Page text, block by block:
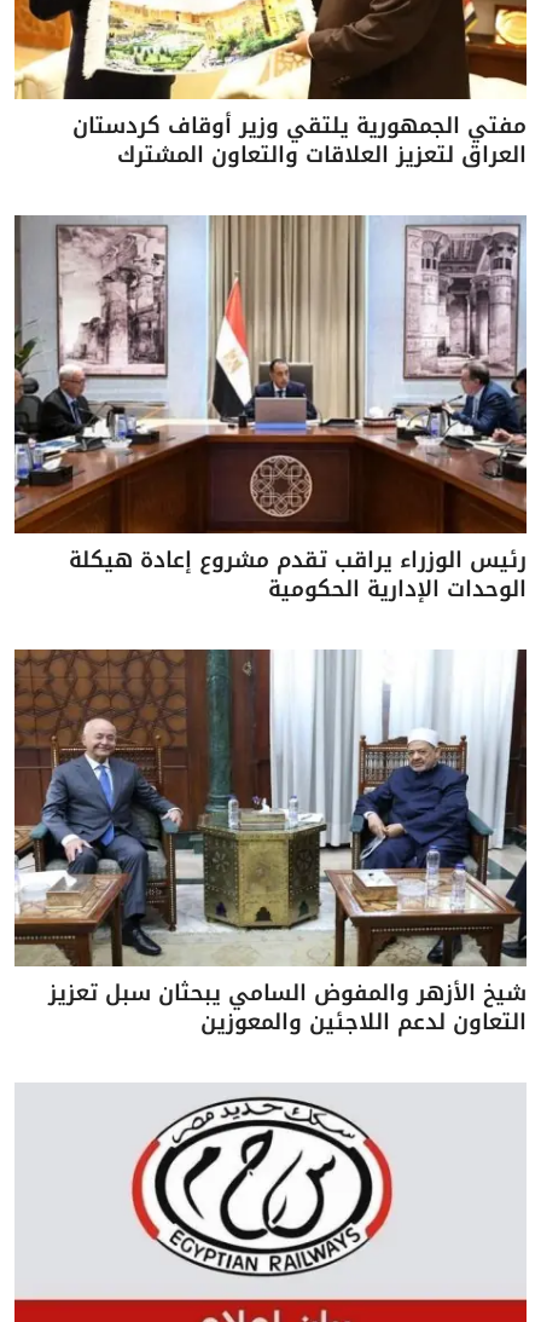
مفتي الجمهورية يلتقي وزير أوقاف كردستان
العراق لتعزيز العلاقات والتعاون المشترك
رئيس الوزراء يراقب تقدم مشروع إعادة هيكلة
الوحدات الإدارية الحكومية
شيخ الأزهر والمفوض السامي يبحثان سبل تعزيز
التعاون لدعم اللاجئين والمعوزين